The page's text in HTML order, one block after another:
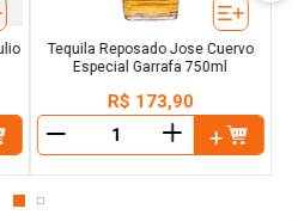
Tequila Reposado Jose Cuervo
Especial Garrafa 750ml
R$ 173,90
＋